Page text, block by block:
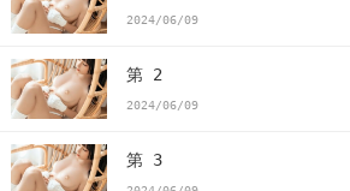
2024/06/09
第 2
2024/06/09
第 3